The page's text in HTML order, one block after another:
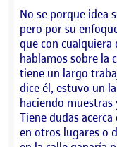
No se porque idea
pero por su
que con cualquiera
hablamos sobre la
tiene un largo
dice él, estuvo un
haciendo muestras
Tiene dudas
en otros lugares o